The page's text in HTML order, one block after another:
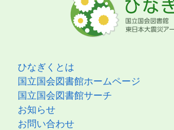
ひなぎくとは
国立国会図書館ホームページ
国立国会図書館サーチ
お知らせ
お問い合わせ